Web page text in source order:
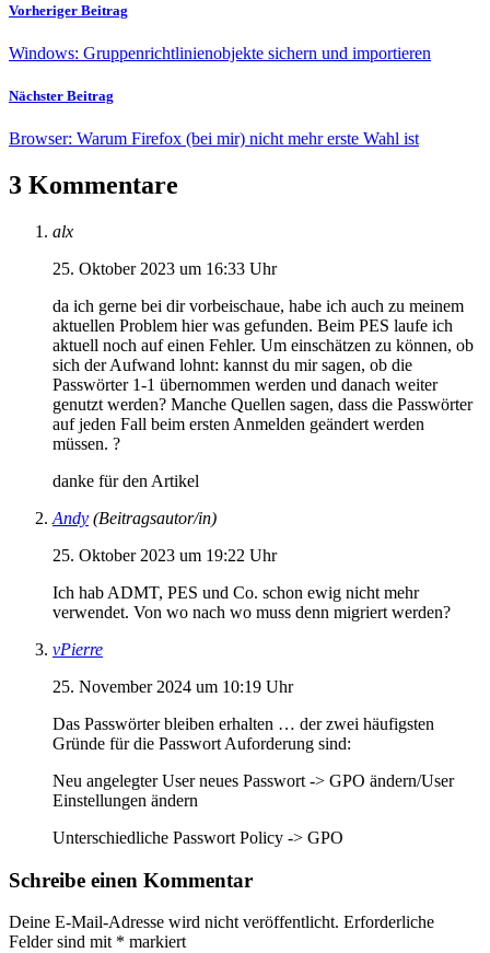
Vorheriger Beitrag
Windows: Gruppenrichtlinienobjekte sichern und importieren
Nächster Beitrag
Browser: Warum Firefox (bei mir) nicht mehr erste Wahl ist
3 Kommentare
alx
25. Oktober 2023 um 16:33 Uhr
da ich gerne bei dir vorbeischaue, habe ich auch zu meinem
aktuellen Problem hier was gefunden. Beim PES laufe ich
aktuell noch auf einen Fehler. Um einschätzen zu können, ob
sich der Aufwand lohnt: kannst du mir sagen, ob die
Passwörter 1-1 übernommen werden und danach weiter
genutzt werden? Manche Quellen sagen, dass die Passwörter
auf jeden Fall beim ersten Anmelden geändert werden
müssen. ?
danke für den Artikel
Andy (Beitragsautor/in)
25. Oktober 2023 um 19:22 Uhr
Ich hab ADMT, PES und Co. schon ewig nicht mehr
verwendet. Von wo nach wo muss denn migriert werden?
vPierre
25. November 2024 um 10:19 Uhr
Das Passwörter bleiben erhalten … der zwei häufigsten
Gründe für die Passwort Auforderung sind:
Neu angelegter User neues Passwort -> GPO ändern/User
Einstellungen ändern
Unterschiedliche Passwort Policy -> GPO
Schreibe einen Kommentar
Deine E-Mail-Adresse wird nicht veröffentlicht. Erforderliche
Felder sind mit * markiert